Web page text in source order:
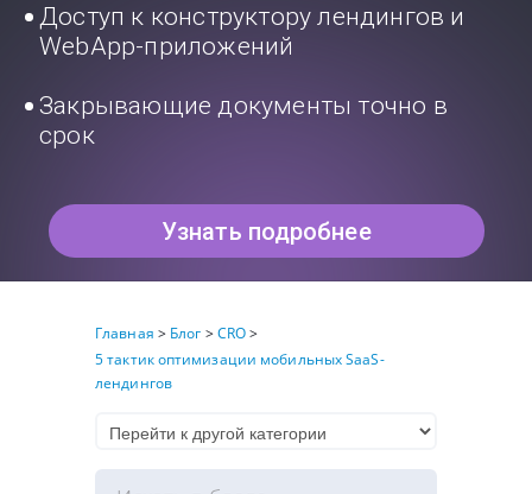
Доступ к конструктору лендингов и
WebApp-приложений
Закрывающие документы точно в
срок
Узнать подробнее
Главная > Блог >CRO>
5 тактик оптимизации мобильных SaaS-
лендингов